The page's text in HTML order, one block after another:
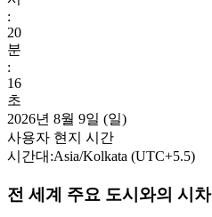
:
20
분
:
18
초
2026년 8월 9일 (일)
사용자 현지 시간
시간대 :Asia/Kolkata (UTC+5.5)
전 세계 주요 도시와의 시차